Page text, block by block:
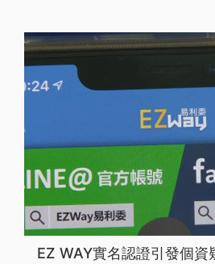
EZ WAY實名認證引發個資